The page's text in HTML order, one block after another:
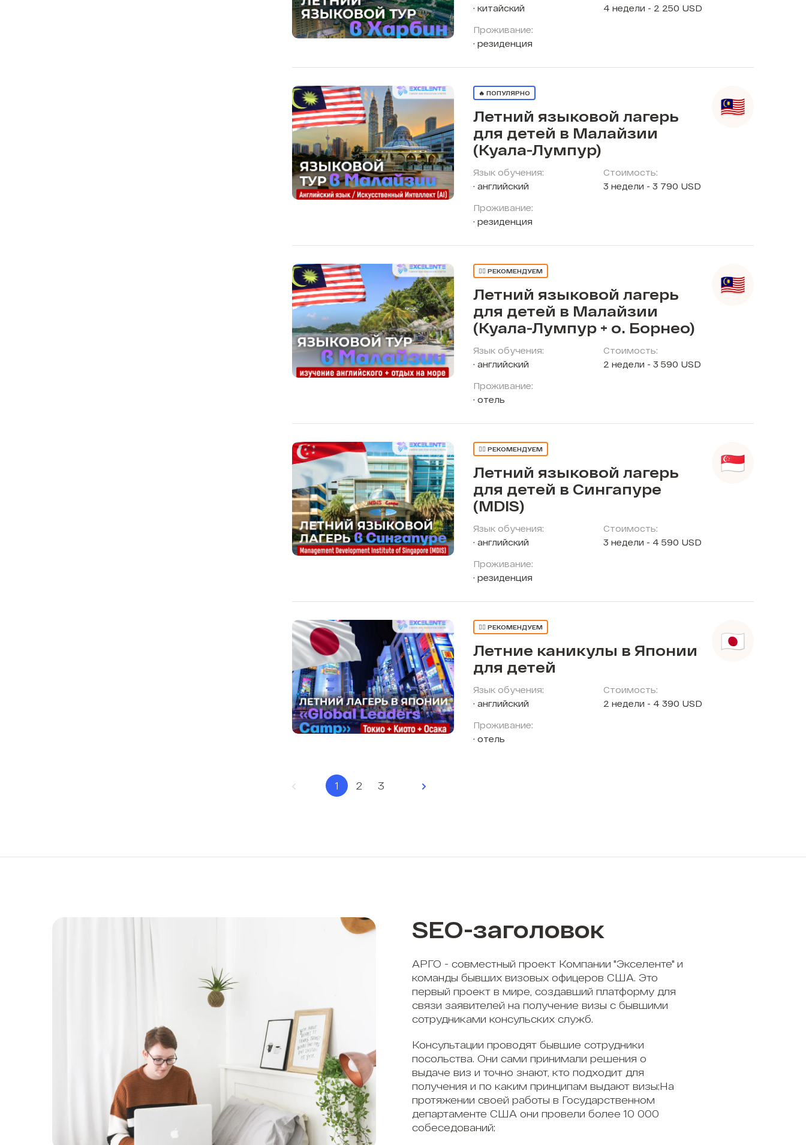
китайский
Проживание:
резиденция
4 недели - 2 250 USD
🔥 ПОПУЛЯРНО
Летний языковой лагерь
для детей в Малайзии
(Куала-Лумпур)
Язык обучения:
английский
Проживание:
резиденция
Стоимость:
3 недели - 3 790 USD
👍🏼 РЕКОМЕНДУЕМ
Летний языковой лагерь
для детей в Малайзии
(Куала-Лумпур + о. Борнео)
Язык обучения:
английский
Проживание:
отель
Стоимость:
2 недели - 3 590 USD
👍🏼 РЕКОМЕНДУЕМ
Летний языковой лагерь
для детей в Сингапуре
(MDIS)
Язык обучения:
английский
Проживание:
резиденция
Стоимость:
3 недели - 4 590 USD
👍🏼 РЕКОМЕНДУЕМ
Летние каникулы в Японии
для детей
Язык обучения:
английский
Проживание:
отель
Стоимость:
2 недели - 4 390 USD
1 2 3
SEO-заголовок
АРГО - совместный проект Компании "Экселенте" и
команды бывших визовых офицеров США. Это
первый проект в мире, создавший платформу для
связи заявителей на получение визы с бывшими
сотрудниками консульских служб.
Консультации проводят бывшие сотрудники
посольства. Они сами принимали решения о
выдаче виз и точно знают, кто подходит для
получения и по каким принципам выдают визы;На
протяжении своей работы в Государственном
департаменте США они провели более 10 000
собеседований;